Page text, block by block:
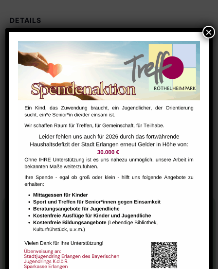
DETAILS
Datum:
September 16
Zeit:
15:30 - 16:45
Serien:
NextSteps (1-3 Jahre)
Eltern-Kind Raum
Wollmäuse
Stadtteilhaus
09131-9232777
E-Mail:leitung@treffpunkt-roethelheimpark.de